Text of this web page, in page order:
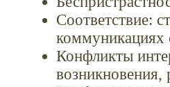
Соответствие:
коммуникациях
Конфликты
возникновения,